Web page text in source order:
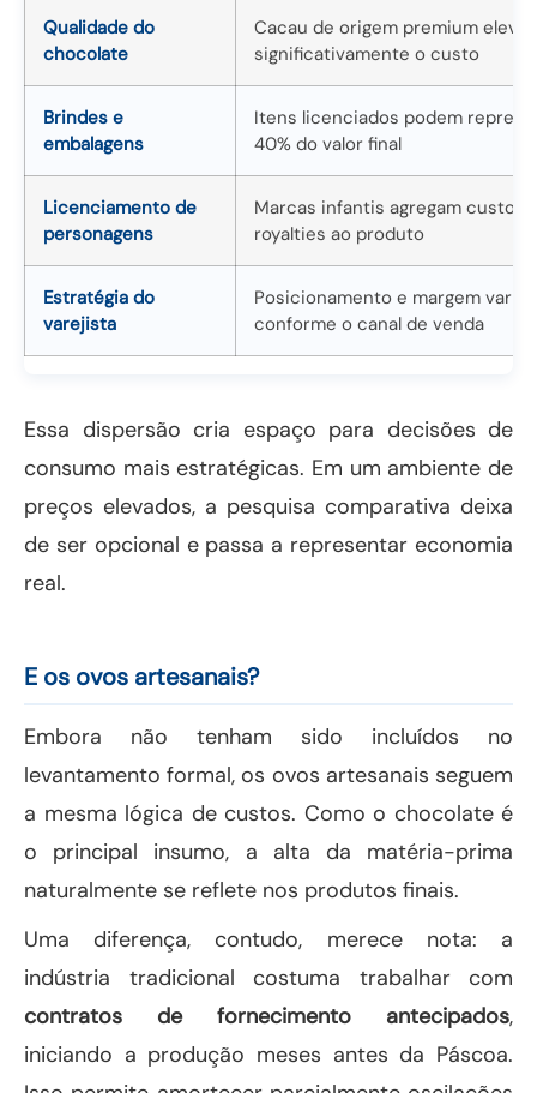
Qualidade do
chocolate
Cacau de origem premium eleva
significativamente o custo
Brindes e
embalagens
Itens licenciados podem
40% do valor final
Licenciamento de
personagens
Marcas infantis agregam custo
royalties ao produto
Estratégia do
varejista
Posicionamento e margem
conforme o canal de venda
Essa dispersão cria espaço para decisões de
consumo mais estratégicas. Em um ambiente de
preços elevados, a pesquisa comparativa deixa
de ser opcional e passa a representar economia
real.
E os ovos artesanais?
Embora não tenham sido incluídos no
levantamento formal, os ovos artesanais seguem
a mesma lógica de custos. Como o chocolate é
o principal insumo, a alta da matéria-prima
naturalmente se reflete nos produtos finais.
Uma diferença, contudo, merece nota: a
indústria tradicional costuma trabalhar com
contratos de fornecimento antecipados,
iniciando a produção meses antes da Páscoa.